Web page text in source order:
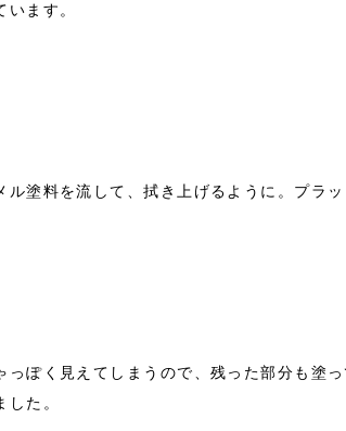
ます。
塗料を流して、拭き上げるように。プラ
ぽく見えてしまうので、残った部分も
た。